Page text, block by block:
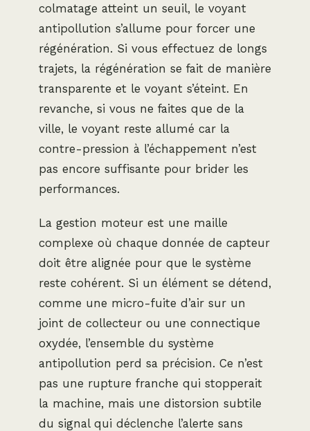
colmatage atteint un seuil, le voyant
antipollution s’allume pour forcer une
régénération. Si vous effectuez de longs
trajets, la régénération se fait de manière
transparente et le voyant s’éteint. En
revanche, si vous ne faites que de la
ville, le voyant reste allumé car la
contre-pression à l’échappement n’est
pas encore suffisante pour brider les
performances.
La gestion moteur est une maille
complexe où chaque donnée de capteur
doit être alignée pour que le système
reste cohérent. Si un élément se détend,
comme une micro-fuite d’air sur un
joint de collecteur ou une connectique
oxydée, l’ensemble du système
antipollution perd sa précision. Ce n’est
pas une rupture franche qui stopperait
la machine, mais une distorsion subtile
du signal qui déclenche l’alerte sans